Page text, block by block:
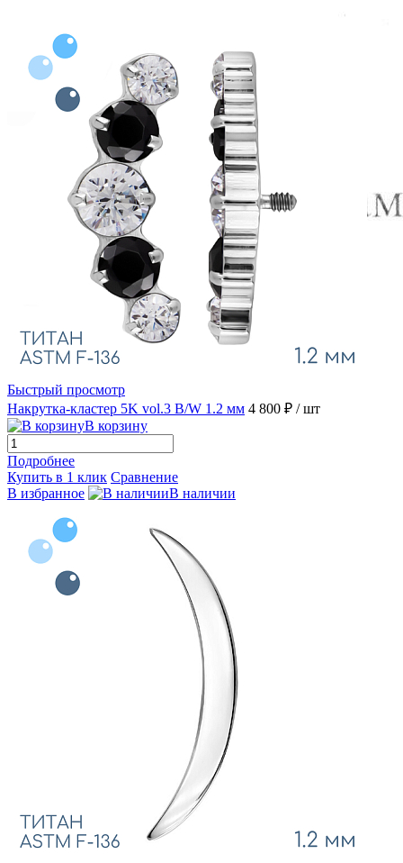
Быстрый просмотр
Накрутка-кластер 5K vol.3 B/W 1.2 мм 4 800 ₽ / шт
В корзину
Подробнее
Купить в 1 клик Сравнение
В избранное
В наличии